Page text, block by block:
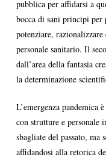
pubblica per affidarsi a
bocca di sani principi per
potenziare,
personale sanitario. Il
dall’area della fantasia
la determinazione
L’emergenza pandemica
con strutture e personale
sbagliate del passato, ma
affidandosi alla retorica